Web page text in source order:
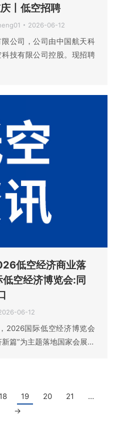
丨低空招聘
2026-06-12
公司，公司由中国航天科
技有限公司控股。现招聘
低空经济商业落
空经济博览会:同
06-12
国际低空经济博览会
篇”为主题落地国家会展…
18 19 20 21
…
→